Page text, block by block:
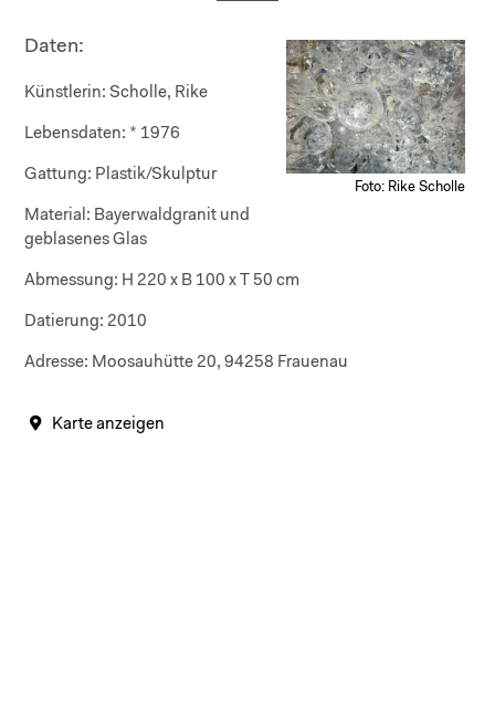
Foto: Rike Scholle
Daten:
Künstlerin: Scholle, Rike
Lebensdaten: * 1976
Gattung: Plastik/Skulptur
Material: Bayerwaldgranit und
geblasenes Glas
Abmessung: H 220 x B 100 x T 50 cm
Datierung: 2010
Adresse: Moosauhütte 20, 94258 Frauenau
Karte anzeigen